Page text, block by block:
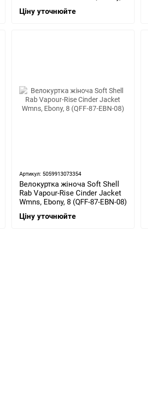
Ціну уточнюйте
Артикул: 5059913073354
Велокуртка жіноча Soft Shell
Rab Vapour-Rise Cinder Jacket
Wmns, Ebony, 8 (QFF-87-EBN-08)
Ціну уточнюйте